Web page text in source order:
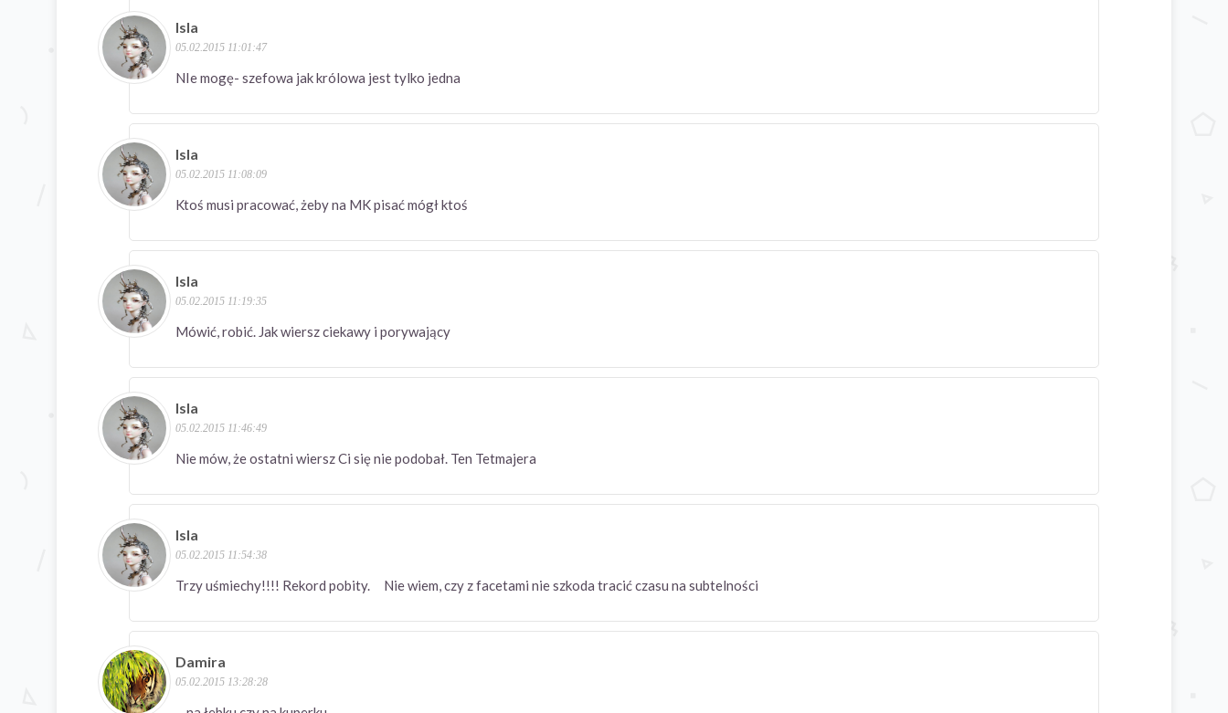
Isla
05.02.2015 11:01:47
NIe mogę- szefowa jak królowa jest tylko jedna
Isla
05.02.2015 11:08:09
Ktoś musi pracować, żeby na MK pisać mógł ktoś
Isla
05.02.2015 11:19:35
Mówić, robić. Jak wiersz ciekawy i porywający
Isla
05.02.2015 11:46:49
Nie mów, że ostatni wiersz Ci się nie podobał. Ten Tetmajera
Isla
05.02.2015 11:54:38
Trzy uśmiechy!!!! Rekord pobity. Nie wiem, czy z facetami nie szkoda tracić czasu na subtelności
Damira
05.02.2015 13:28:28